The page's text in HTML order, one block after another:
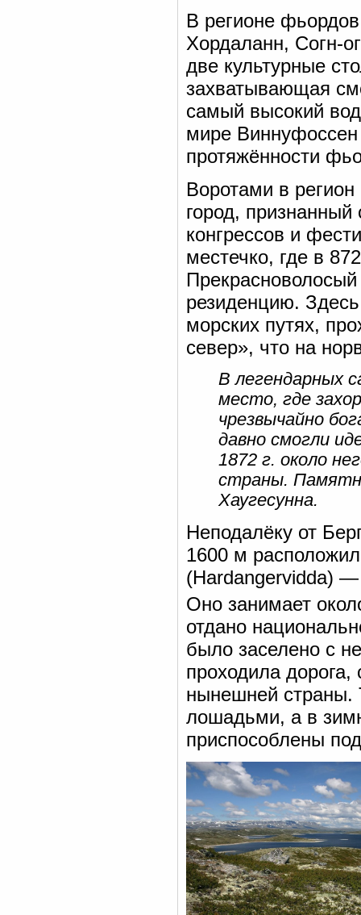
В регионе
Хордаланн, Согн-
две культурные
захватывающая
самый высокий
мире
протяжённости
Воротами в
город,
конгрессов и
местечко, где в
резиденцию.
морских путях,
север», что на
В легендарных
место, где
чрезвычайно
давно смогли
1872 г. около
страны.
Хаугесунна.
Неподалёку от
1600 м
(Hardangervidda) —
Оно занимает
отдано
было заселено с
проходила
нынешней страны.
лошадьми, а в
приспособлены